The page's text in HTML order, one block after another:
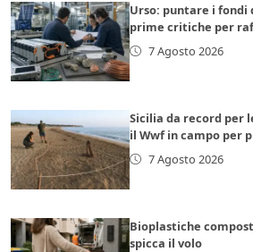
Urso: puntare i
prime critiche per
7 Agosto 2026
Sicilia da record per
il Wwf in campo per
7 Agosto 2026
Bioplastiche
spicca il volo